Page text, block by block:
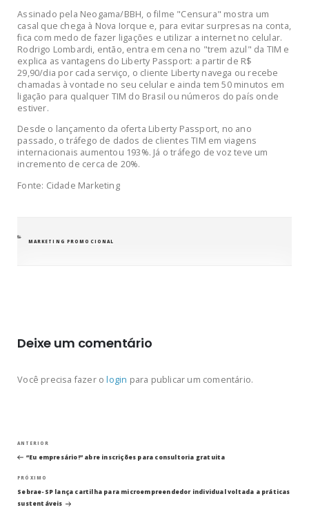
Assinado pela Neogama/BBH, o filme "Censura" mostra um
casal que chega à Nova Iorque e, para evitar surpresas na conta,
fica com medo de fazer ligações e utilizar a internet no celular.
Rodrigo Lombardi, então, entra em cena no "trem azul" da TIM e
explica as vantagens do Liberty Passport: a partir de R$
29,90/dia por cada serviço, o cliente Liberty navega ou recebe
chamadas à vontade no seu celular e ainda tem 50 minutos em
ligação para qualquer TIM do Brasil ou números do país onde
estiver.
Desde o lançamento da oferta Liberty Passport, no ano
passado, o tráfego de dados de clientes TIM em viagens
internacionais aumentou 193%. Já o tráfego de voz teve um
incremento de cerca de 20%.
Fonte: Cidade Marketing
CATEGORIAS
MARKETING PROMOCIONAL
Deixe um comentário
Você precisa fazer ologin para publicar um comentário.
Navegação
de
Post
Post
anterior
ANTERIOR
“Eu empresário!” abre inscrições para consultoria gratuita
Próximo
post
PRÓXIMO
Sebrae-SP lança cartilha para microempreendedor individual voltada a práticas
sustentáveis